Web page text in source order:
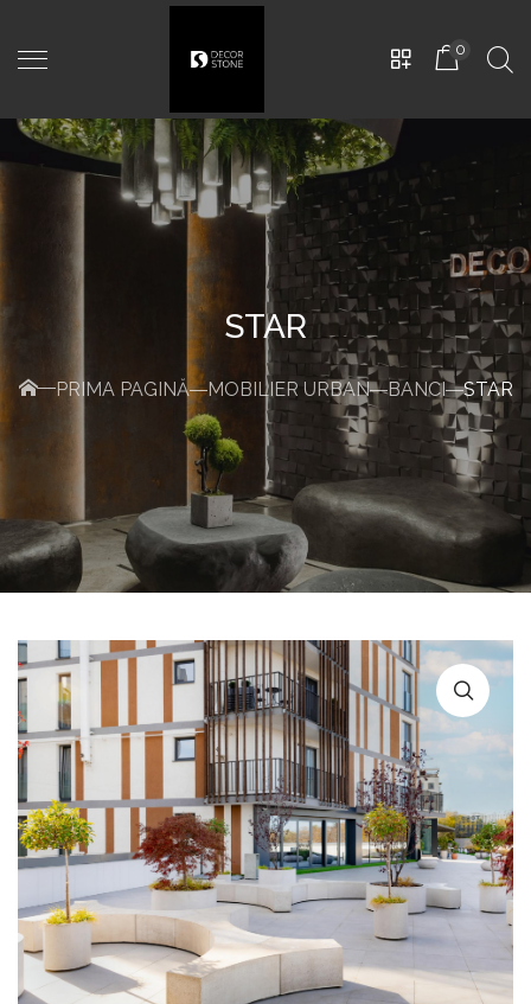
0
MOBILIER URBAN
STAR
PRIMA PAGINĂ MOBILIER URBAN BANCI STAR
Neptun-M: D350mm
H700mm, Negru
2.900,00